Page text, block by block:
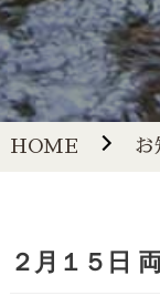
HOME お
２月１５日